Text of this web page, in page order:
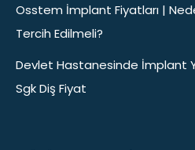
Osstem İmplant Fiyatları |
Tercih Edilmeli?
Devlet Hastanesinde İmplant
Sgk Diş Fiyat